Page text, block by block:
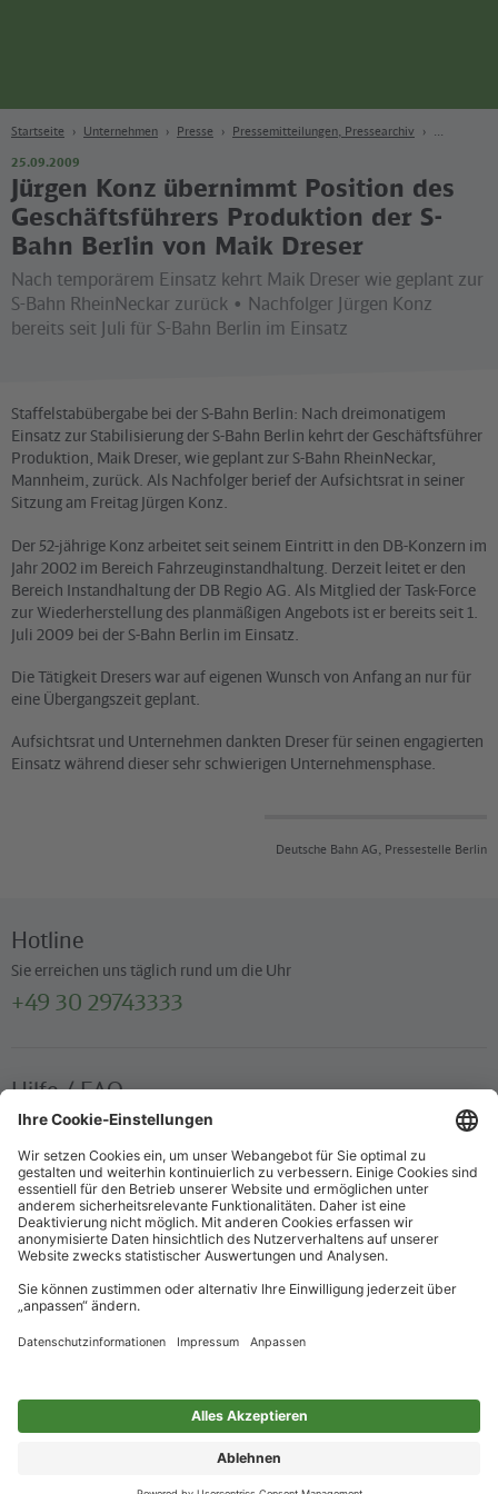
Startseite Unternehmen Presse Pressemitteilungen, Pressearchiv
25.09.2009
Jürgen Konz übernimmt Position des
Geschäftsführers Produktion der S-
Bahn Berlin von Maik Dreser
Nach temporärem Einsatz kehrt Maik Dreser wie geplant zur
S-Bahn RheinNeckar zurück • Nachfolger Jürgen Konz
bereits seit Juli für S-Bahn Berlin im Einsatz
Staffelstabübergabe bei der S-Bahn Berlin: Nach dreimonatigem
Einsatz zur Stabilisierung der S-Bahn Berlin kehrt der Geschäftsführer
Produktion, Maik Dreser, wie geplant zur S-Bahn RheinNeckar,
Mannheim, zurück. Als Nachfolger berief der Aufsichtsrat in seiner
Sitzung am Freitag Jürgen Konz.
Der 52-jährige Konz arbeitet seit seinem Eintritt in den DB-Konzern im
Jahr 2002 im Bereich Fahrzeuginstandhaltung. Derzeit leitet er den
Bereich Instandhaltung der DB Regio AG. Als Mitglied der Task-Force
zur Wiederherstellung des planmäßigen Angebots ist er bereits seit 1.
Juli 2009 bei der S-Bahn Berlin im Einsatz.
Die Tätigkeit Dresers war auf eigenen Wunsch von Anfang an nur für
eine Übergangszeit geplant.
Aufsichtsrat und Unternehmen dankten Dreser für seinen engagierten
Einsatz während dieser sehr schwierigen Unternehmensphase.
Deutsche Bahn AG, Pressestelle Berlin
Hotline
Sie erreichen uns täglich rund um die Uhr
+49 30 29743333
Hilfe / FAQ
Die wichtigsten Antworten und Hilfestellungen für unterwegs
Verkaufsstellen
Ticketverkauf und persönliche Beratung
Newsletter